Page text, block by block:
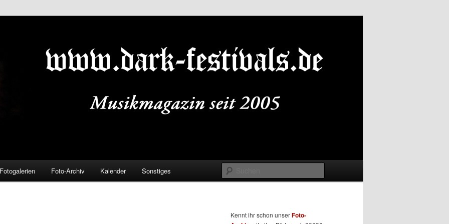
Fotogalerien Foto-Archiv Kalender Sonstiges
Kennt ihr schon unserFoto-